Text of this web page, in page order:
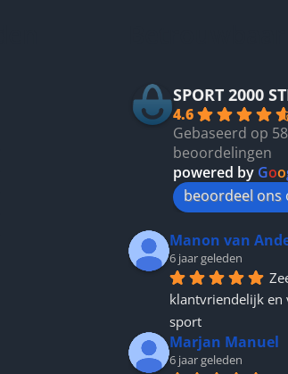
productpagina
SPORT 2000
4.6
Gebaseerd op 58
beoordelingen
powered by Goo
beoordeel ons
Manon van
6 jaar geleden
klantvriendelijk en
sport
Marjan Manuel
6 jaar geleden